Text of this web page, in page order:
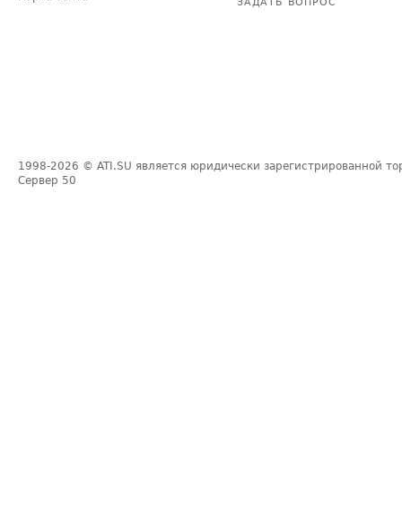
1998-2026 © ATI.SU является юридически зарегистрированной
Сервер 50